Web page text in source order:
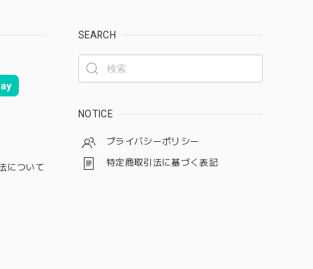
について
SEARCH
NOTICE
プライバシーポリシー
特定商取引法に基づく表記